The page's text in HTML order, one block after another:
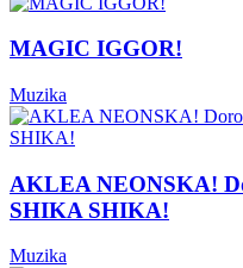
MAGIC IGGOR!
Muzika
AKLEA NEONSKA!
SHIKA SHIKA!
Muzika